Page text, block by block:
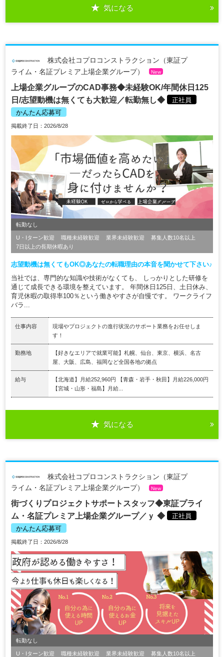
気になる
株式会社コプロコンストラクション（東証プ
ライム・名証プレミア上場企業グループ）
New
上場企業グループのCAD事務◆未経験OK/年間休日125
日/志望動機は無くても大歓迎／転勤無し◆
正社員
かんたん応募可
掲載終了日：2026/8/28
転勤なし
U・Iターン歓迎 職種未経験歓迎 業界未経験歓迎
募集人数10名以上
7日以上の長期休暇あり
志望動機は無くてもOK◎あなたの転職理由の本音を聞かせて下さい♪
当社では、専門的な知識や技術がなくても、 しっかりとした研修を
通じて成長できる環境を整えています。 年間休日125日、土日休み、
育児休暇の取得率100％という働きやすさが自慢です。 ワークライフ
バラ...
仕事内容
現場やプロジェクトの進行状況のサポート業務をお任せしま
す！
勤務地
【好きなエリアで就業可能】札幌、仙台、東京、横浜、名古
屋、大阪、広島、福岡など全国各地の拠点
給与
【北海道】月給252,960円 【青森・岩手・秋田】月給226,000円
【宮城・山形・福島】月給...
気になる
株式会社コプロコンストラクション（東証プ
ライム・名証プレミア上場企業グループ）
New
街づくりプロジェクトサポートスタッフ◆東証プライ
ム・名証プレミア上場企業グループ／ｙ ◆
正社員
かんたん応募可
掲載終了日：2026/8/28
転勤なし
U・Iターン歓迎 職種未経験歓迎 業界未経験歓迎
募集人数10名以上